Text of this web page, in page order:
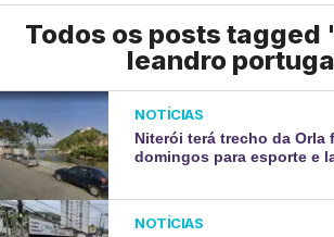
Todos os posts
leandro
NOTÍCIAS
Niterói terá trecho da Orla
domingos para esporte e
NOTÍCIAS